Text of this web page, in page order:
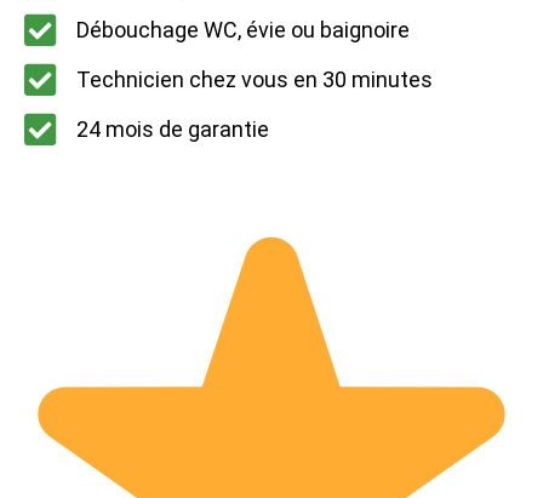
Débouchage WC, évie ou baignoire
Technicien chez vous en 30 minutes
24 mois de garantie